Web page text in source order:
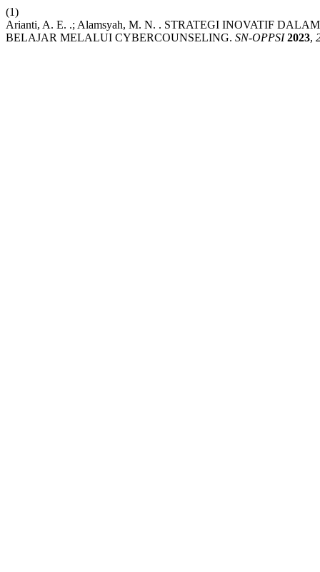
(1)
Arianti, A. E. .; Alamsyah, M. N. . STRATEGI INOVATIF
BELAJAR MELALUI CYBERCOUNSELING. SN-OPPSI 2023,